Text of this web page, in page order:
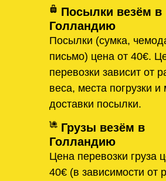
Посылки везём в
Голландию
Посылки (сумка,
письмо) цена от 40€.
перевозки зависит от
веса, места погрузки и
доставки посылки.
Грузы везём в
Голландию
Цена перевозки груза
40€ (в зависимости от